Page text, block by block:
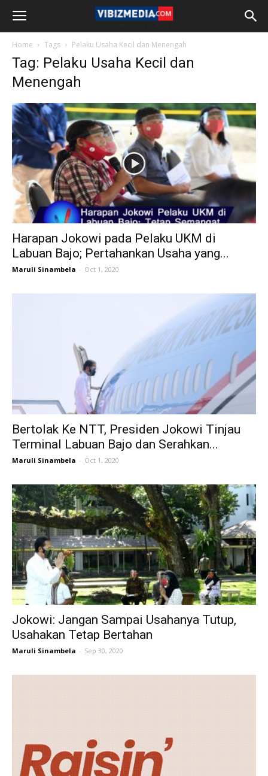
Home Tags Pelaku Usaha Kecil dan Menengah
Tag: Pelaku Usaha Kecil dan
Menengah
Harapan Jokowi pada Pelaku UKM di
Labuan Bajo; Pertahankan Usaha yang...
Maruli Sinambela - Oct 1, 2020
Bertolak Ke NTT, Presiden Jokowi Tinjau
Terminal Labuan Bajo dan Serahkan...
Maruli Sinambela - Oct 1, 2020
Jokowi: Jangan Sampai Usahanya Tutup,
Usahakan Tetap Bertahan
Maruli Sinambela - Sep 30, 2020